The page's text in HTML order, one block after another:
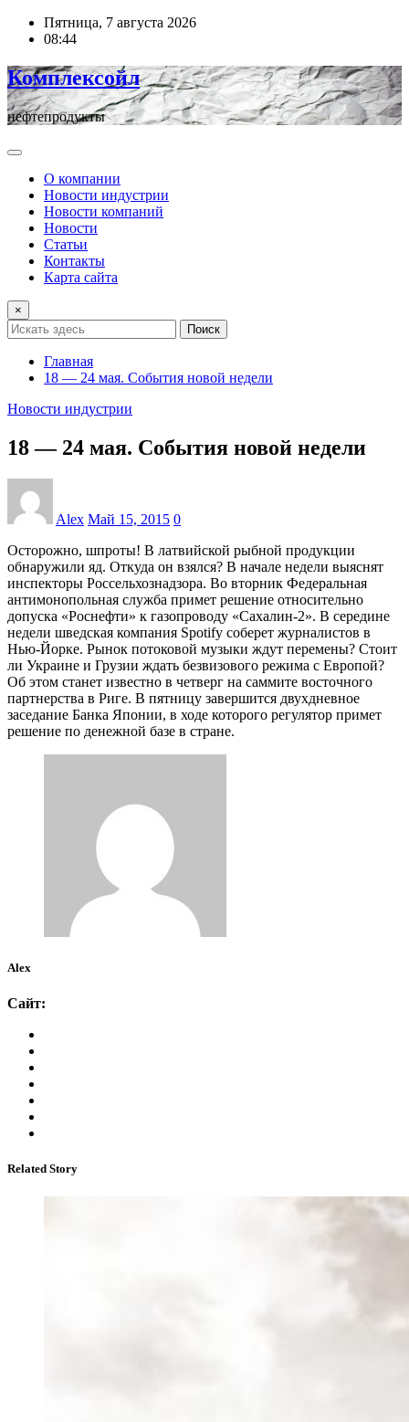
ПерейтиПятница, 7 августа 2026
08:44
Комплексойл
нефтепродукты
О компании
Новости индустрии
Новости компаний
Новости
Статьи
Контакты
Карта сайта
×
Поиск
Главная
18 — 24 мая. События новой недели
Новости индустрии
18 — 24 мая. События новой недели
Alex Май 15, 2015 0
Осторожно, шпроты! В латвийской рыбной продукции
обнаружили яд. Откуда он взялся? В начале недели выяснят
инспекторы Россельхознадзора. Во вторник Федеральная
антимонопольная служба примет решение относительно
допуска «Роснефти» к газопроводу «Сахалин-2». В середине
недели шведская компания Spotify соберет журналистов в
Нью-Йорке. Рынок потоковой музыки ждут перемены? Стоит
ли Украине и Грузии ждать безвизового режима с Европой?
Об этом станет известно в четверг на саммите восточного
партнерства в Риге. В пятницу завершится двухдневное
заседание Банка Японии, в ходе которого регулятор примет
решение по денежной базе в стране.
Alex
Сайт:
Related Story